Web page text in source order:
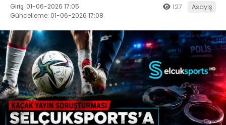
Giriş: 01-06-2026 17:05
Güncelleme: 01-06-2026 17:08
127 Asayiş